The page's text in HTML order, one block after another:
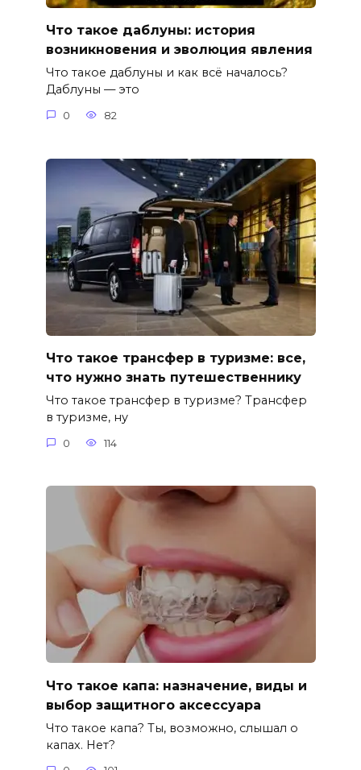
Что такое даблуны: история
возникновения и эволюция явления
Что такое даблуны и как всё началось?
Даблуны — это
0 82
Что такое трансфер в туризме: все,
что нужно знать путешественнику
Что такое трансфер в туризме? Трансфер
в туризме, ну
0 114
Что такое капа: назначение, виды и
выбор защитного аксессуара
Что такое капа? Ты, возможно, слышал о
капах. Нет?